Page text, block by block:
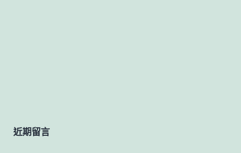
近期留言